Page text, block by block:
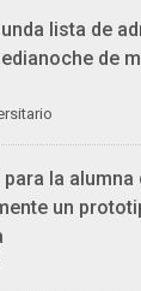
lista de
de
la alumna
un